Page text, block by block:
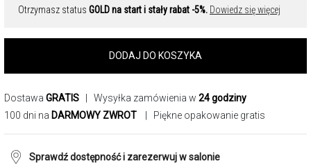
Otrzymasz status GOLD na start i stały rabat -5%. Dowiedz się więcej
DODAJ DO KOSZYKA
Dostawa GRATIS | Wysyłka zamówienia w 24 godziny
100 dni na DARMOWY ZWROT | Piękne opakowanie gratis
Sprawdź dostępność i zarezerwuj w salonie